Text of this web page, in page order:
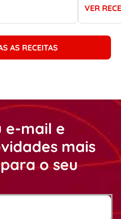
VER
AS RECEITAS
e-mail e
mais
o seu